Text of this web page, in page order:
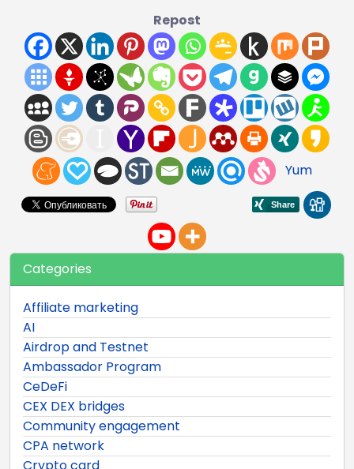
Repost
Yum
Categories
Affiliate marketing
AI
Airdrop and Testnet
Ambassador Program
CeDeFi
CEX DEX bridges
Community engagement
CPA network